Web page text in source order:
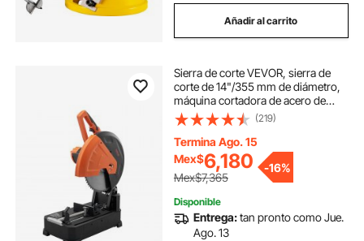
Añadir al carrito
Sierra de corte VEVOR, sierra de
corte de 14"/355 mm de diámetro,
máquina cortadora de acero de
2800 W, 1200 RPM, sierra de corte
en seco ajustable de 0-45°, sierra
ingletadora para cortar metal, sierra
de corte en frío para acero/barra de
refuerzo/hierro/aluminio
(219)
Termina Ago. 15
Mex$6,180
Mex$7,365
-16%
Disponible
Entrega:tan pronto como Jue.
Ago. 13